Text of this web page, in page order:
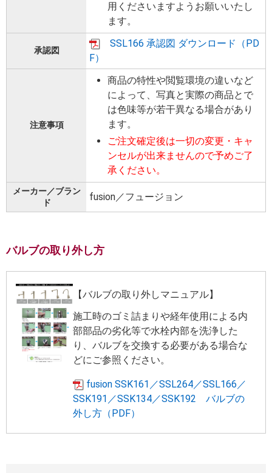
用くださいますようお願いいたし
ます。
承認図
SSL166 承認図 ダウンロード（PD
F）
注意事項
商品の特性や閲覧環境の違いなど
によって、写真と実際の商品とで
は色味等が若干異なる場合があり
ます。
ご注文確定後は一切の変更・キャ
ンセルが出来ませんので予めご了
承ください。
メーカー／ブラン
ド
fusion／フュージョン
バルブの取り外し方
【バルブの取り外しマニュアル】
施工時のゴミ詰まりや経年使用による内
部部品の劣化等で水栓内部を洗浄した
り、バルブを交換する必要がある場合な
どにご参照ください。
fusion SSK161／SSL264／SSL166／
SSK191／SSK134／SSK192 バルブの
外し方（PDF）